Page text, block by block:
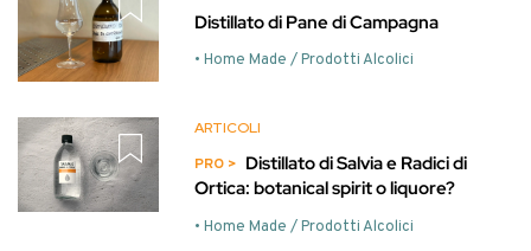
Distillato di Pane di Campagna
• Home Made / Prodotti Alcolici
ARTICOLI
Distillato di Salvia e Radici di
Ortica: botanical spirit o liquore?
• Home Made / Prodotti Alcolici